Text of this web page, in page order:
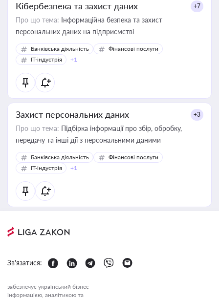
Кібербезпека та захист даних +7
Про що тема: Інформаційна безпека та захист
персональних даних на підприємстві
Банківська діяльність
Фінансові послуги
IT-індустрія
+1
Захист персональних даних +3
Про що тема: Підбірка інформації про збір, обробку,
передачу та інші дії з персональними даними
Банківська діяльність
Фінансові послуги
IT-індустрія
+1
Зв'язатися:
забезпечує український бізнес
інформацією, аналітикою та